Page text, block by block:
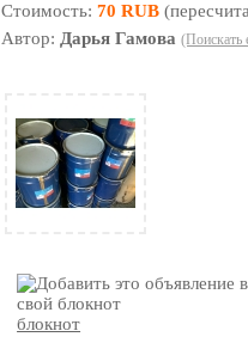
Стоимость:70 RUB
Автор: Дарья Гамова (Поискать
блокнот